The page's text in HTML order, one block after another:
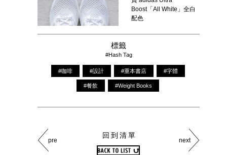
Boost「All White」全白
配色
標籤
#Hash Tag
#咖啡 #設計 #重本書店 #字體
#餐飲 #Weight Books
pre next
回到清單